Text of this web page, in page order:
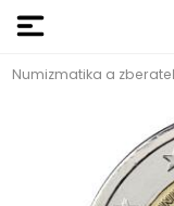
Numizmatika a